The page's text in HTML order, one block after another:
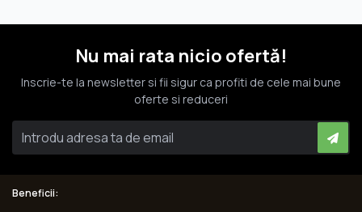
Nu mai rata nicio ofertă!
Inscrie-te la newsletter si fii sigur ca profiti de cele mai bune
oferte si reduceri
Beneficii: